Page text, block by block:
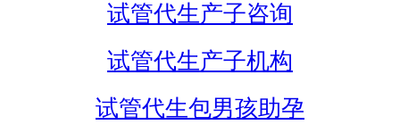
试管代生产子咨询
试管代生产子机构
试管代生包男孩助孕